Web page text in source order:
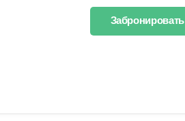
Забронировать